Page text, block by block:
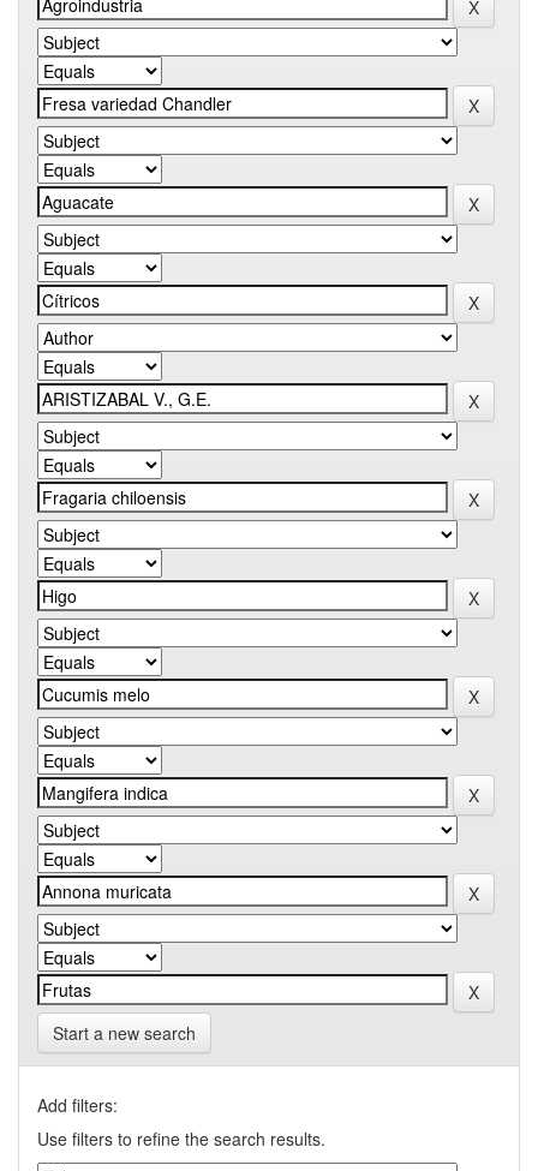
Start a new search
Add filters:
Use filters to refine the search results.